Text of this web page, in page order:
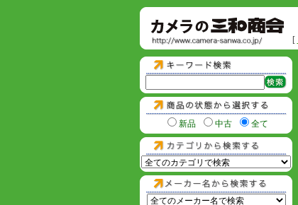
[
新品 中古 全て